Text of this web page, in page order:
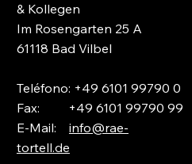
& Kollegen
Im Rosengarten 25 A
61118 Bad Vilbel
Teléfono: +49 6101 99790 0
Fax: +49 6101 99790 99
E-Mail: info@rae-
tortell.de